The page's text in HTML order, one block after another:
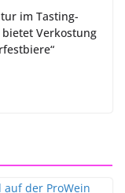
im Tasting-
Verkostung